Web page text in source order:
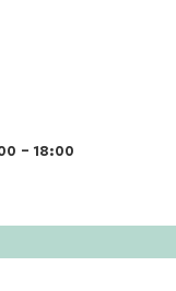
– 18:00